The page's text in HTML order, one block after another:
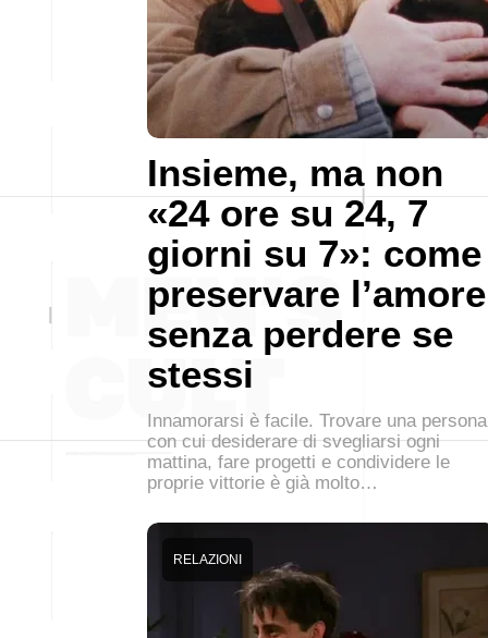
Insieme, ma non
«24 ore su 24, 7
giorni su 7»: come
preservare l’amore
senza perdere se
stessi
Innamorarsi è facile. Trovare una persona
con cui desiderare di svegliarsi ogni
mattina, fare progetti e condividere le
proprie vittorie è già molto…
RELAZIONI